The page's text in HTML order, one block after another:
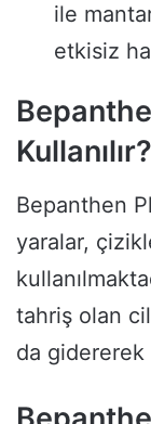
ile
etkisiz
Kullanılır?
Bepanthen
yaralar,
tahriş olan
da gidererek